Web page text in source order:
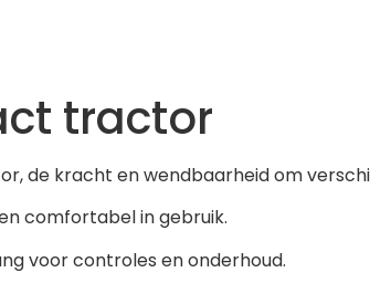
tractor
de kracht en wendbaarheid om
comfortabel in gebruik.
voor controles en onderhoud.